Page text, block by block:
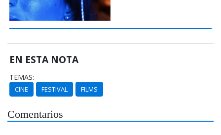
EN ESTA NOTA
TEMAS:
CINE FESTIVAL FILMS
Comentarios